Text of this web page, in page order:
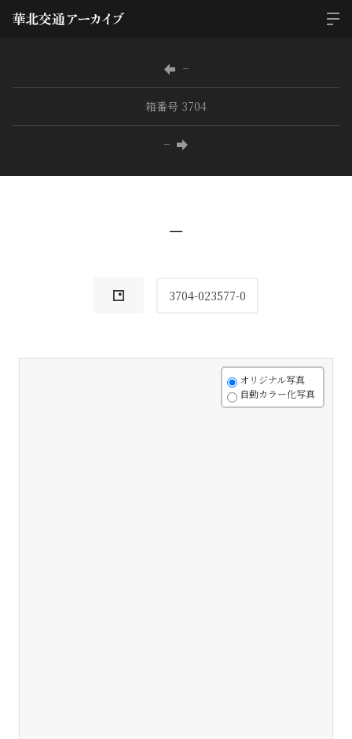
−
箱番号 3704
−
−
3704-023577-0
オリジナル写真
自動カラー化写真